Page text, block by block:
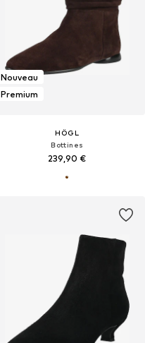
Nouveau
Premium
HÖGL
Bottines
239,90 €